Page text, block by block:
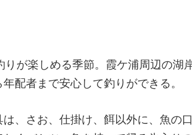
が楽しめる季節。霞ケ浦周辺の湖
配者まで安心して釣りができる。
、さお、仕掛け、餌以外に、魚の